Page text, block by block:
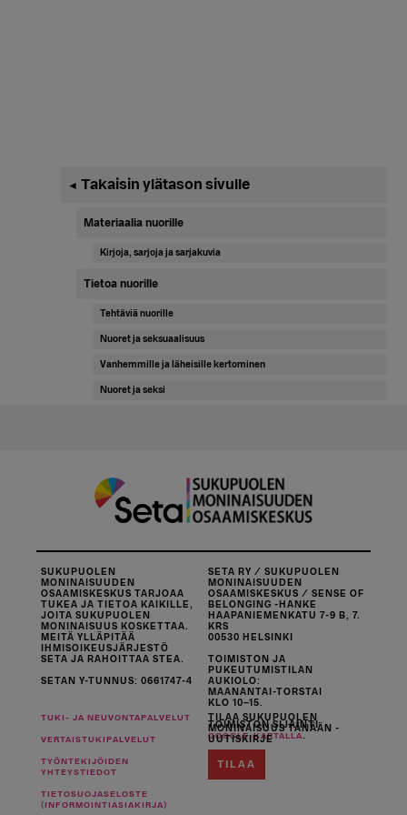
Ensisijainen
sivupalkki
◄ Takaisin ylätason sivulle
Materiaalia nuorille
Kirjoja, sarjoja ja sarjakuvia
Tietoa nuorille
Tehtäviä nuorille
Nuoret ja seksuaalisuus
Vanhemmille ja läheisille kertominen
Nuoret ja seksi
SUKUPUOLEN
MONINAISUUDEN
OSAAMISKESKUS TARJOAA
TUKEA JA TIETOA KAIKILLE,
JOITA SUKUPUOLEN
MONINAISUUS KOSKETTAA.
MEITÄ YLLÄPITÄÄ
IHMISOIKEUSJÄRJESTÖ
SETA JA RAHOITTAA STEA.
SETAN Y-TUNNUS: 0661747-4
SETA RY / SUKUPUOLEN
MONINAISUUDEN
OSAAMISKESKUS / SENSE OF
BELONGING -HANKE
HAAPANIEMENKATU 7-9 B, 7.
KRS
00530 HELSINKI
TOIMISTON JA
PUKEUTUMISTILAN
AUKIOLO:
MAANANTAI-TORSTAI
KLO 10–15.
TOIMISTON SIJAINTI
GOOGLE-KARTALLA
TUKI- JA NEUVONTAPALVELUT
VERTAISTUKIPALVELUT
TYÖNTEKIJÖIDEN
YHTEYSTIEDOT
TIETOSUOJASELOSTE
(INFORMOINTIASIAKIRJA)
TILAA SUKUPUOLEN
MONINAISUUS TÄNÄÄN -
UUTISKIRJE
TILAA